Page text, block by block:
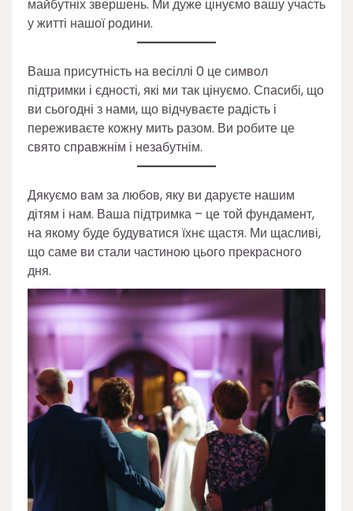
майбутніх звершень. Ми дуже цінуємо вашу участь
у житті нашої родини.
Ваша присутність на весіллі 0 це символ
підтримки і єдності, які ми так цінуємо. Спасибі, що
ви сьогодні з нами, що відчуваєте радість і
переживаєте кожну мить разом. Ви робите це
свято справжнім і незабутнім.
Дякуємо вам за любов, яку ви даруєте нашим
дітям і нам. Ваша підтримка – це той фундамент,
на якому буде будуватися їхнє щастя. Ми щасливі,
що саме ви стали частиною цього прекрасного
дня.